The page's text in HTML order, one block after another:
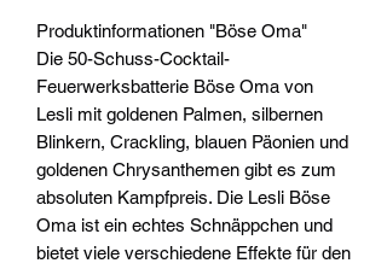
Produktinformationen "Böse Oma"
Die 50-Schuss-Cocktail-
Feuerwerksbatterie Böse Oma von
Lesli mit goldenen Palmen, silbernen
Blinkern, Crackling, blauen Päonien und
goldenen Chrysanthemen gibt es zum
absoluten Kampfpreis. Die Lesli Böse
Oma ist ein echtes Schnäppchen und
bietet viele verschiedene Effekte für den